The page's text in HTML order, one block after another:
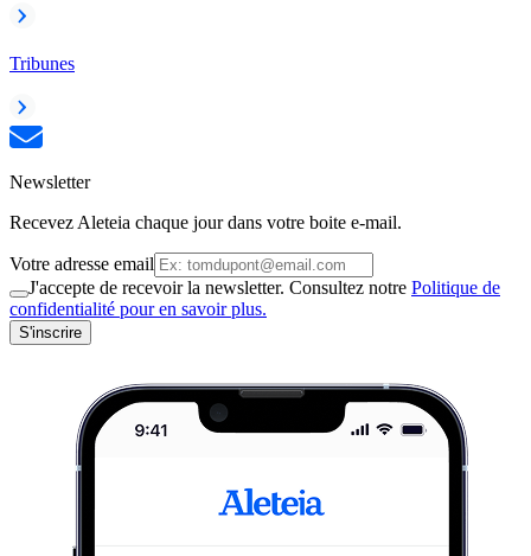
Tribunes
Newsletter
Recevez Aleteia chaque jour dans votre boite e-mail.
Votre adresse email
J'accepte de recevoir la newsletter. Consultez notre Politique de
confidentialité pour en savoir plus.
S'inscrire